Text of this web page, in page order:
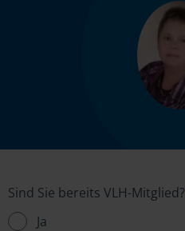
Sind Sie bereits VLH-Mitglied?
Ja